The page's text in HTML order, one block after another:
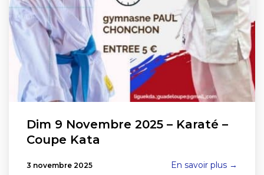
Dim 9 Novembre 2025 – Karaté –
Coupe Kata
3 novembre 2025 En savoir plus →